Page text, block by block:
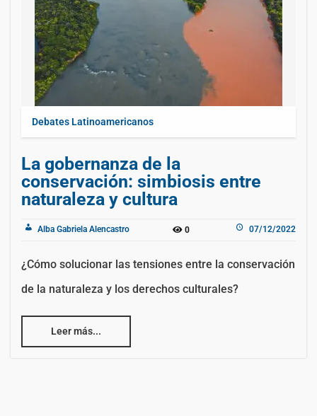
Debates Latinoamericanos
La gobernanza de la
conservación: simbiosis entre
naturaleza y cultura
Alba Gabriela Alencastro 0 07/12/2022
¿Cómo solucionar las tensiones entre la conservación
de la naturaleza y los derechos culturales?
Leer más...